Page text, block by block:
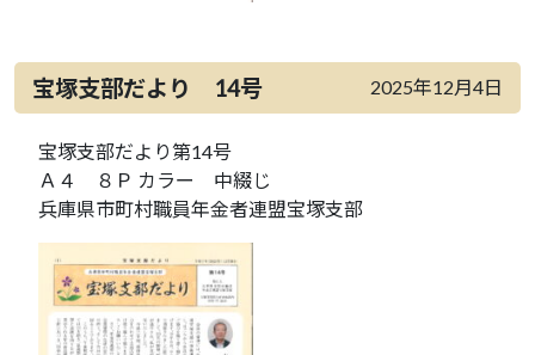
宝塚支部だより 14号 2025年12月4日
宝塚支部だより第14号
Ａ４ ８Ｐ カラー 中綴じ
兵庫県市町村職員年金者連盟宝塚支部